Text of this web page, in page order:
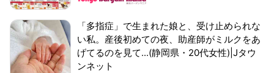
「多指症」で生まれた娘と、受け止められな
い私。産後初めての夜、助産師がミルクをあ
げてるのを見て...(静岡県・20代女性)|Jタウ
ンネット